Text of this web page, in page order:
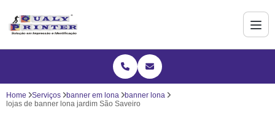
Home Serviços banner em lona
banner lona
lojas de banner lona jardim São Saveiro